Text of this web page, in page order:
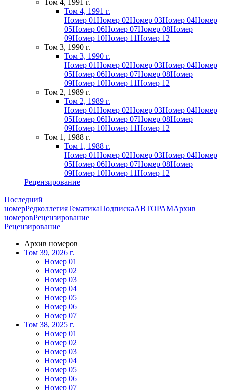
Том 4, 1991 г.
Том 4, 1991 г.
Номер 01Номер 02Номер 03Номер 04Номер
05Номер 06Номер 07Номер 08Номер
09Номер 10Номер 11Номер 12
Том 3, 1990 г.
Том 3, 1990 г.
Номер 01Номер 02Номер 03Номер 04Номер
05Номер 06Номер 07Номер 08Номер
09Номер 10Номер 11Номер 12
Том 2, 1989 г.
Том 2, 1989 г.
Номер 01Номер 02Номер 03Номер 04Номер
05Номер 06Номер 07Номер 08Номер
09Номер 10Номер 11Номер 12
Том 1, 1988 г.
Том 1, 1988 г.
Номер 01Номер 02Номер 03Номер 04Номер
05Номер 06Номер 07Номер 08Номер
09Номер 10Номер 11Номер 12
Рецензирование
Последний
номерРедколлегияТематикаПодпискаАВТОРАМАрхив
номеровРецензирование
Рецензирование
Архив номеров
Том 39, 2026 г.
Номер 01
Номер 02
Номер 03
Номер 04
Номер 05
Номер 06
Номер 07
Том 38, 2025 г.
Номер 01
Номер 02
Номер 03
Номер 04
Номер 05
Номер 06
Номер 07